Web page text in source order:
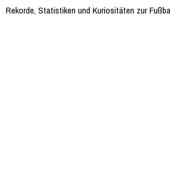
Rekorde, Statistiken und Kuriositäten zur